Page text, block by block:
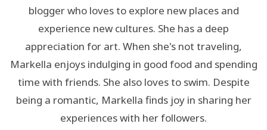
blogger who loves to explore new places and
experience new cultures. She has a deep
appreciation for art. When she's not traveling,
Markella enjoys indulging in good food and spending
time with friends. She also loves to swim. Despite
being a romantic, Markella finds joy in sharing her
experiences with her followers.